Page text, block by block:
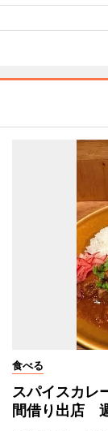
食べる
スパイスカレ
間借り出店